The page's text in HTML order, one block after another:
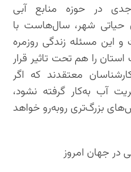
در حوزه منابع آبی
حیاتی شهر، سال‌هاست با
مسئله زندگی روزمره
را هم تحت تاثیر قرار
معتقدند که اگر
آب به‌کار گرفته نشود،
بزرگ‌تری روبه‌رو خواهد
در جهان امروز